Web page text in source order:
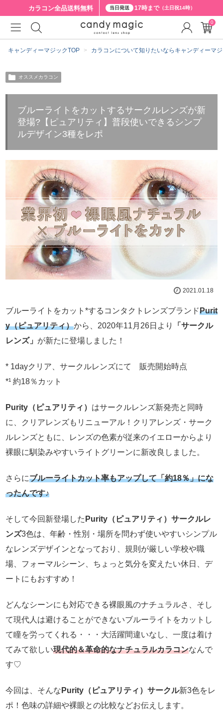
カラコン全品送料無料 当日発送 17時まで（土日祝14時）
キャンディーマジックTOP カラコンについて知りたいならキャンディーマ
オススメカラコン
ブルーライトをカットするサークルレンズが新
登場?【ピュアリティ】普段使いできるシンプ
ルデザイン3種をレポ
2021.01.18
ブルーライトをカット*するコンタクトレンズブランドPurit
y（ピュアリティ）から、2020年11月26日より
「サークル
レンズ」 が新たに登場しました！
* 1dayクリア、サークルレンズにて 販売開始時点
*¹ 約18％カット
Purity（ピュアリティ） はサークルレンズ新発売と同時
に、クリアレンズもリニューアル！クリアレンズ・サーク
ルレンズともに、レンズの色素が従来のイエローからより
裸眼に馴染みやすいライトグリーンに新改良しました。
さらにブルーライトカット率もアップして「約18％」にな
ったんです♪
そして今回新登場した Purity（ピュアリティ）サークルレ
ンズ3色は、年齢・性別・場所を問わず使いやすいシンプル
なレンズデザインとなっており、規則が厳しい学校や職
場、フォーマルシーン、ちょっと気分を変えたい休日、デ
ートにもおすすめ！
どんなシーンにも対応できる裸眼風のナチュラルさ、そし
て現代人は避けることができないブルーライトをカットし
て瞳を労ってくれる・・・大活躍間違いなし、一度は着け
てみて欲しい現代的＆革命的なナチュラルカラコンなんで
す♡
今回は、そんな Purity（ピュアリティ）サークル新3色をレ
ポ！色味の詳細や裸眼との比較などお伝えします。
0